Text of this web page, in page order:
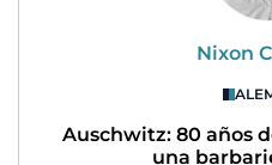
Nixon
Auschwitz: 80 años
una